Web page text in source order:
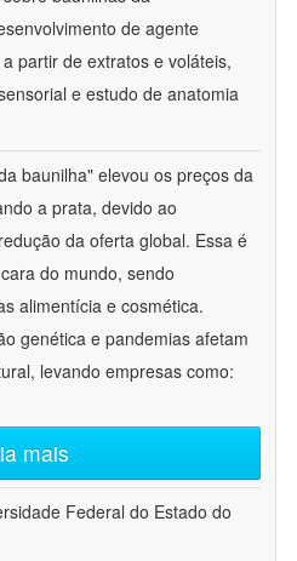
de agente
partir de extratos e voláteis,
e estudo de anatomia
baunilha" elevou os preços da
a prata, devido ao
da oferta global. Essa é
do mundo, sendo
alimentícia e cosmética.
genética e pandemias afetam
levando empresas como:
mais
Federal do Estado do